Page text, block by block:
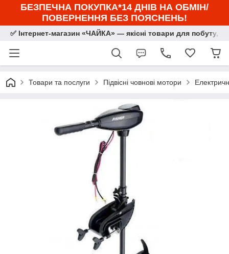
БЕЗПЕЧНА ПОКУПКА*14 ДНІВ НА ОБМІН/
ПОВЕРНЕННЯ БЕЗ ПОЯСНЕНЬ!
✅ Інтернет-магазин «ЧАЙКА» — якісні товари для побуту,
Товари та послуги Підвісні човнові мотори